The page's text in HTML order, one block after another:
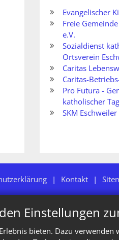
Einstellungen
bieten. Dazu
Evangelischer
Freie
e.V.
Sozialdienst
Ortsverein
Caritas
Caritas-
Pro Futura -
katholischer
SKM Eschweiler
Kontakt